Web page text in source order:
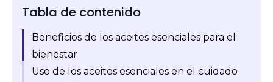
Tabla de contenido
Beneficios de los aceites esenciales para el
bienestar
Uso de los aceites esenciales en el cuidado